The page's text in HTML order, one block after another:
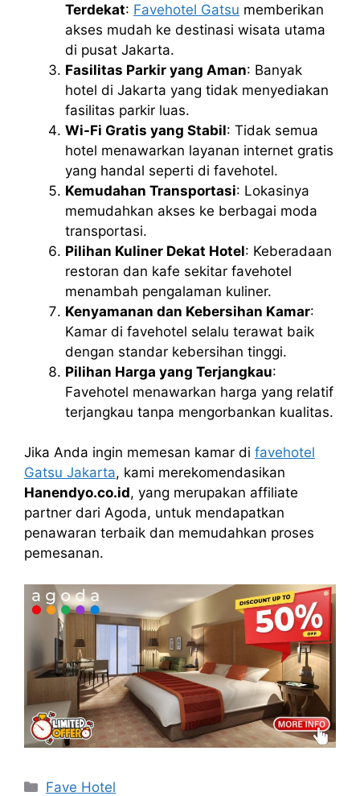
Terdekat: Favehotel Gatsu memberikan
akses mudah ke destinasi wisata utama
di pusat Jakarta.
Fasilitas Parkir yang Aman: Banyak
hotel di Jakarta yang tidak menyediakan
fasilitas parkir luas.
Wi-Fi Gratis yang Stabil: Tidak semua
hotel menawarkan layanan internet gratis
yang handal seperti di favehotel.
Kemudahan Transportasi: Lokasinya
memudahkan akses ke berbagai moda
transportasi.
Pilihan Kuliner Dekat Hotel: Keberadaan
restoran dan kafe sekitar favehotel
menambah pengalaman kuliner.
Kenyamanan dan Kebersihan Kamar:
Kamar di favehotel selalu terawat baik
dengan standar kebersihan tinggi.
Pilihan Harga yang Terjangkau:
Favehotel menawarkan harga yang relatif
terjangkau tanpa mengorbankan kualitas.
Jika Anda ingin memesan kamar di favehotel
Gatsu Jakarta, kami merekomendasikan
Hanendyo.co.id, yang merupakan affiliate
partner dari Agoda, untuk mendapatkan
penawaran terbaik dan memudahkan proses
pemesanan.
Categories
Fave Hotel